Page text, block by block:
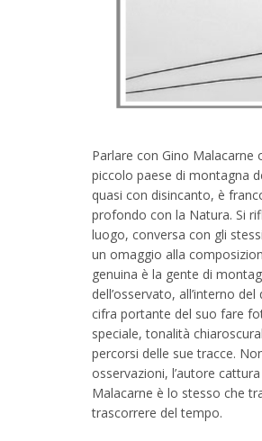
Parlare con Gino
piccolo paese di montagna
quasi con disincanto, è
profondo con la Natura. Si
luogo, conversa con gli
un omaggio alla
genuina è la gente di
dell’osservato, all’interno
cifra portante del suo fare
speciale, tonalità
percorsi delle sue tracce.
osservazioni, l’autore
Malacarne è lo stesso che
trascorrere del tempo.